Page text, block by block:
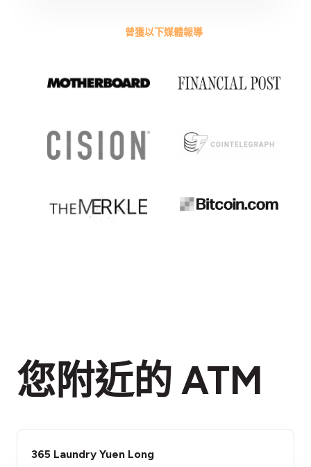
曾獲以下媒體報導
您附近的 ATM
365 Laundry Yuen Long